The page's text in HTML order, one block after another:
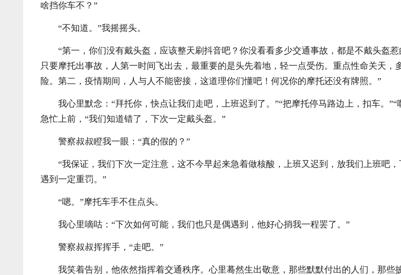
啥挡你车不？”
“不知道。”我摇摇头。
“第一，你们没有戴头盔，应该整天刷抖音吧？你没看看多少交通事故，都是不戴头盔惹
只要摩托出事故，人第一时间飞出去，最重要的是头先着地，轻一点受伤。重点性命关天，
险。第二，疫情期间，人与人不能密接，这道理你们懂吧！何况你的摩托还没有牌照。”
我心里默念：“拜托你，快点让我们走吧，上班迟到了。”“把摩托停马路边上，扣车。”“
急忙上前，“我们知道错了，下次一定戴头盔。”
警察叔叔瞪我一眼：“真的假的？”
“我保证，我们下次一定注意，这不今早起来急着做核酸，上班又迟到，放我们上班吧
遇到一定重罚。”
“嗯。”摩托车手不住点头。
我心里嘀咕：“下次如何可能，我们也只是偶遇到，他好心捎我一程罢了。”
警察叔叔挥挥手，“走吧。”
我笑着告别，他依然指挥着交通秩序。心里蓦然生出敬意，那些默默付出的人们，那些